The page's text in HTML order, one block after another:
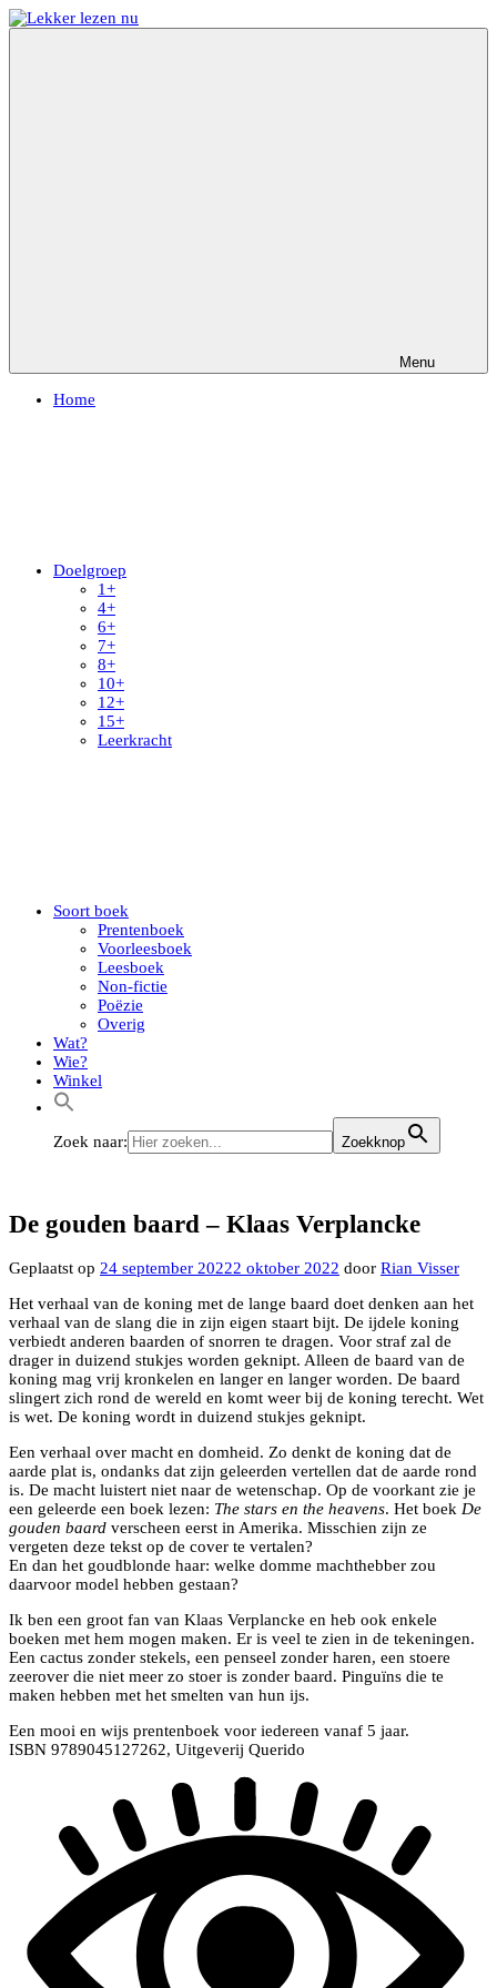
Ga
naar
Menu
Home
Doelgroep
1+
4+
6+
7+
8+
10+
12+
15+
Leerkracht
Soort boek
Prentenboek
Voorleesboek
Leesboek
Non-fictie
Poëzie
Overig
Wat?
Wie?
Winkel
Zoek naar: Zoekknop
De gouden baard – Klaas Verplancke
Geplaatst op 24 september 20222 oktober 2022 door Rian Visser
Het verhaal van de koning met de lange baard doet denken aan het
verhaal van de slang die in zijn eigen staart bijt. De ijdele koning
verbiedt anderen baarden of snorren te dragen. Voor straf zal de
drager in duizend stukjes worden geknipt. Alleen de baard van de
koning mag vrij kronkelen en langer en langer worden. De baard
slingert zich rond de wereld en komt weer bij de koning terecht. Wet
is wet. De koning wordt in duizend stukjes geknipt.
Een verhaal over macht en domheid. Zo denkt de koning dat de
aarde plat is, ondanks dat zijn geleerden vertellen dat de aarde rond
is. De macht luistert niet naar de wetenschap. Op de voorkant zie je
een geleerde een boek lezen: The stars en the heavens. Het boek De
gouden baard verscheen eerst in Amerika. Misschien zijn ze
vergeten deze tekst op de cover te vertalen?
En dan het goudblonde haar: welke domme machthebber zou
daarvoor model hebben gestaan?
Ik ben een groot fan van Klaas Verplancke en heb ook enkele
boeken met hem mogen maken. Er is veel te zien in de tekeningen.
Een cactus zonder stekels, een penseel zonder haren, een stoere
zeerover die niet meer zo stoer is zonder baard. Pinguïns die te
maken hebben met het smelten van hun ijs.
Een mooi en wijs prentenboek voor iedereen vanaf 5 jaar.
ISBN 9789045127262, Uitgeverij Querido